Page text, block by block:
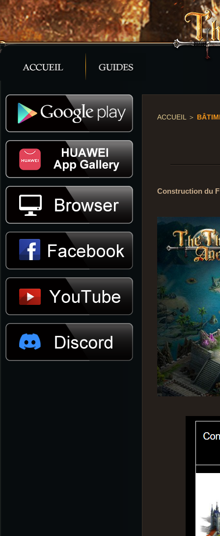
ACCUEIL ＞
Construction du